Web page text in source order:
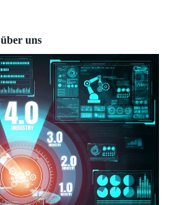
über uns